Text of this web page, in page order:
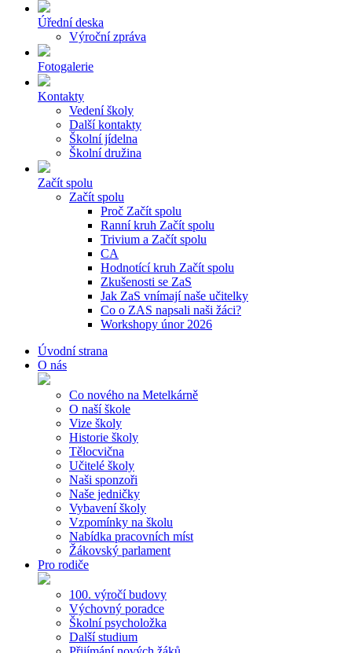
Úřední deska
Výroční zpráva
Fotogalerie
Kontakty
Vedení školy
Další kontakty
Školní jídelna
Školní družina
Začít spolu
Začít spolu
Proč Začít spolu
Ranní kruh Začít spolu
Trivium a Začít spolu
CA
Hodnotící kruh Začít spolu
Zkušenosti se ZaS
Jak ZaS vnímají naše učitelky
Co o ZAS napsali naši žáci?
Workshopy únor 2026
Úvodní strana
O nás
Co nového na Metelkárně
O naší škole
Vize školy
Historie školy
Tělocvična
Učitelé školy
Naši sponzoři
Naše jedničky
Vybavení školy
Vzpomínky na školu
Nabídka pracovních míst
Žákovský parlament
Pro rodiče
100. výročí budovy
Výchovný poradce
Školní psycholožka
Další studium